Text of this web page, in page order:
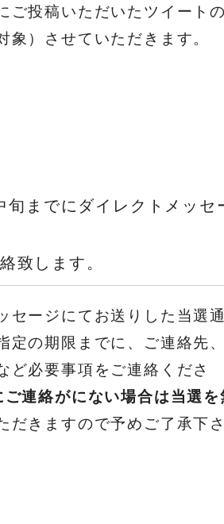
ご投稿いただいたツイート
象）させていただきます。
旬までにダイレクトメッセ
致します。
セージにてお送りした当選
定の期限までに、ご連絡先
ど必要事項をご連絡くださ
ご連絡がにない場合は当選を
だきますので予めご了承下